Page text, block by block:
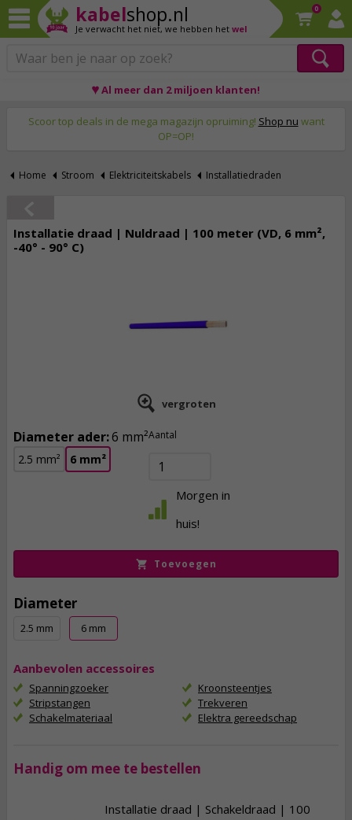
kabelshop.nl
Je verwacht het niet, we hebben het wel
0
♥ Al meer dan 2 miljoen klanten!
Scoor top deals in de mega magazijn opruiming! Shop nu want
OP=OP!
Home Stroom Elektriciteitskabels Installatiedraden
Installatie draad | Nuldraad | 100 meter (VD, 6 mm²,
-40° - 90° C)
vergroten
Diameter ader:6 mm²
2.5 mm² 6 mm²
Aantal
Morgen in
huis!
Toevoegen
Diameter
2.5 mm 6 mm
Aanbevolen accessoires
Spanningzoeker
Stripstangen
Schakelmateriaal
Kroonsteentjes
Trekveren
Elektra gereedschap
Handig om mee te bestellen
Installatie draad | Schakeldraad | 100